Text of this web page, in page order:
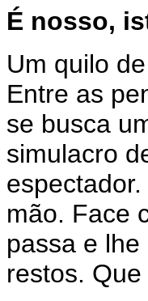
É nosso,
Um quilo
Entre as
se busca
simulacro
mão. Face
passa e
restos.